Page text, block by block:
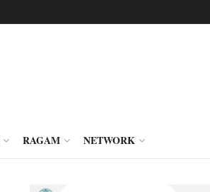
RAGAM NETWORK